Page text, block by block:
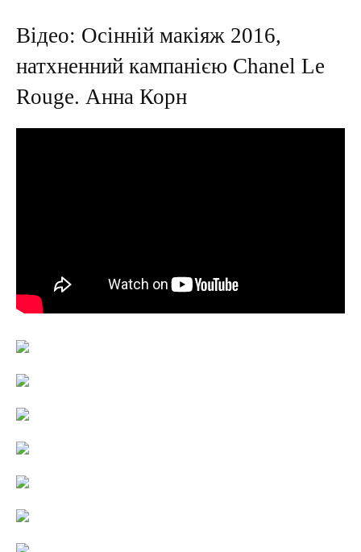
Відео: Осінній макіяж 2016,
натхненний кампанією Chanel Le
Rouge. Анна Корн